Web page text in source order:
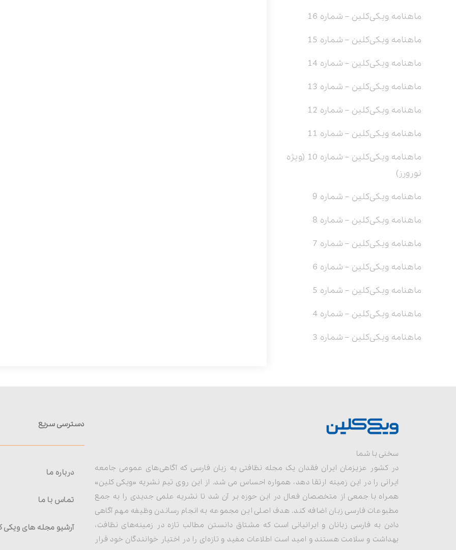
ماهنامه ویکی‌کلین – شماره 16
ماهنامه ویکی‌کلین – شماره 15
ماهنامه ویکی‌کلین – شماره 14
ماهنامه ویکی‌کلین – شماره 13
ماهنامه ویکی‌کلین – شماره 12
ماهنامه ویکی‌کلین – شماره 11
ماهنامه ویکی‌کلین – شماره 10 (ویژه
نورورز)
ماهنامه ویکی‌کلین – شماره 9
ماهنامه ویکی‌کلین – شماره 8
ماهنامه ویکی‌کلین – شماره 7
ماهنامه ویکی‌کلین – شماره 6
ماهنامه ویکی‌کلین – شماره 5
ماهنامه ویکی‌کلین – شماره 4
ماهنامه ویکی‌کلین – شماره 3
سخنی با شما
در کشور عزیزمان ایران فقدان یک مجله نظافتی به زبان فارسی که آگاهی‌های عمومی جامعه
ایرانی را در این زمینه ارتقا دهد، همواره احساس می شد. از این روی تیم نشریه «ویکی کلین»
همراه با جمعی از متخصصان فعال در این حوزه بر آن شد تا نشریه علمی جدیدی را به جمع
مطبوعات فارسی زبان اضافه کند. هدف اصلی این مجموعه به انجام رساندن وظیفه مهم آگاهی
دادن به فارسی زبانان و ایرانیانی است که مشتاق دانستن مطالب تازه در زمینه‌های نظافت،
بهداشت و سلامت هستند و امید است اطلاعات مفید و تازه‌ای را در اختیار خوانندگان خود قرار
دسترسی سریع
درباره ما
تماس با ما
آرشیو مجله های ویکی